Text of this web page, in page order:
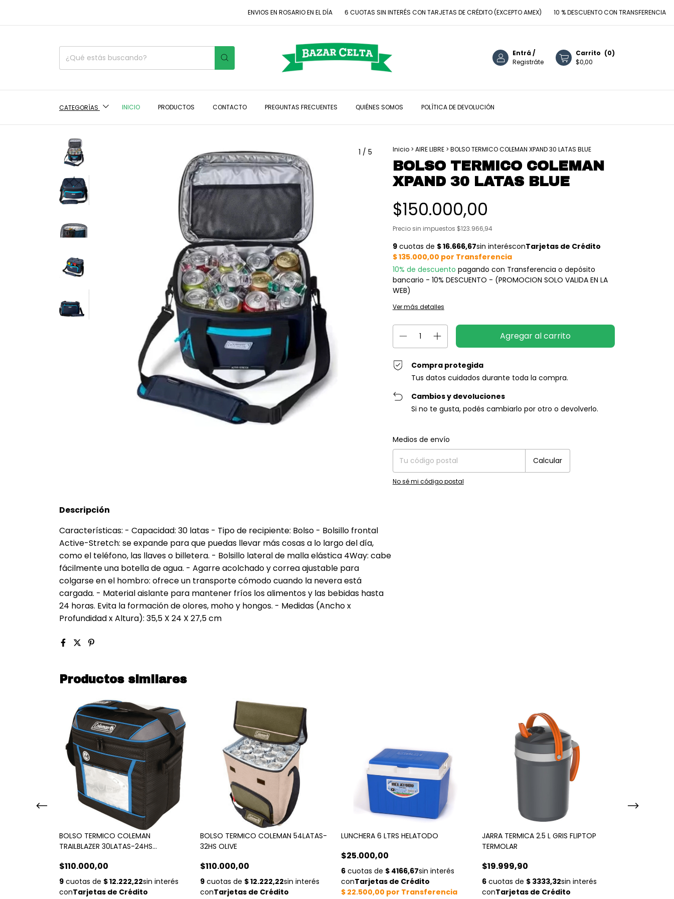
ENVIOS EN ROSARIO EN EL DÍA 6 CUOTAS SIN INTERÉS CON TARJETAS DE CRÉDITO (EXCEPTO AMEX) 10 % DESCUENTO CON TRANSFERENCIA
Entrá/
Registráte
Carrito (0)
$0,00
CATEGORÍAS INICIO PRODUCTOS CONTACTO PREGUNTAS FRECUENTES QUIÉNES SOMOS POLÍTICA DE DEVOLUCIÓN
1 / 5 Inicio > AIRE LIBRE > BOLSO TERMICO COLEMAN XPAND 30 LATAS BLUE
BOLSO TERMICO COLEMAN
XPAND 30 LATAS BLUE
$150.000,00
Precio sin impuestos $123.966,94
10% de descuento pagando con Transferencia o depósito
bancario - 10% DESCUENTO - (PROMOCION SOLO VALIDA EN LA
WEB)
Ver más detalles
Compra protegida
Tus datos cuidados durante toda la compra.
Cambios y devoluciones
Si no te gusta, podés cambiarlo por otro o devolverlo.
Entregas para el CP:
Medios de envío
Calcular
No sé mi código postal
Descripción
Características: - Capacidad: 30 latas - Tipo de recipiente: Bolso - Bolsillo frontal
Active-Stretch: se expande para que puedas llevar más cosas a lo largo del día,
como el teléfono, las llaves o billetera. - Bolsillo lateral de malla elástica 4Way: cabe
fácilmente una botella de agua. - Agarre acolchado y correa ajustable para
colgarse en el hombro: ofrece un transporte cómodo cuando la nevera está
cargada. - Material aislante para mantener fríos los alimentos y las bebidas hasta
24 horas. Evita la formación de olores, moho y hongos. - Medidas (Ancho x
Profundidad x Altura): 35,5 X 24 X 27,5 cm
Productos similares
BOLSO TERMICO COLEMAN
TRAILBLAZER 30LATAS-24HS
$110.000,00
BOLSO TERMICO COLEMAN 54LATAS-
32HS OLIVE
$110.000,00
LUNCHERA 6 LTRS HELATODO
$25.000,00
JARRA TERMICA 2.5 L GRIS FLIPTOP
TERMOLAR
$19.999,90